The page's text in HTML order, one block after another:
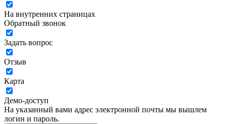
На внутренних страницах
Обратный звонок
Задать вопрос
Отзыв
Карта
Демо-доступ
На указанный вами адрес электронной почты мы вышлем
логин и пароль.